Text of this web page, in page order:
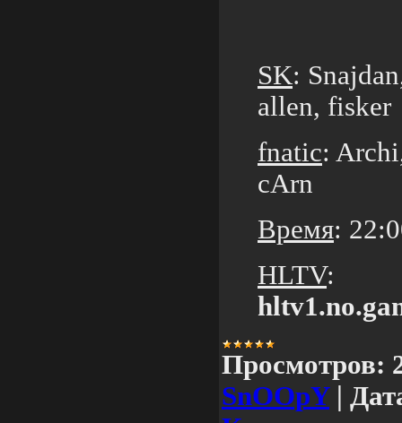
SK:
allen, fisker
fnatic:
cArn
Время:
HLTV:
Просмотров:
SnOOpY